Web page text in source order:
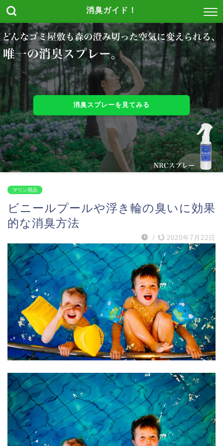
消臭ガイド！
消臭スプレーを見てみる
マリン用品
ビニールプールや浮き輪の臭いに効果
的な消臭方法
/ 2020年7月22日